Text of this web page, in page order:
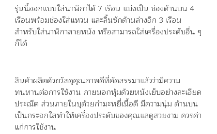
รุ่นนี้ออกแบบใส่นาฬิกาได้ 7 เรือน แบ่งเป็น ช่องด้านบน 4
เรือนพร้อมช่องใส่แหวน และลิ้นชักด้านล่างอีก 3 เรือน
สำหรับใส่นาฬิกาสายหนัง หรือสามารถใส่เครื่องประดับอื่น ๆ
ก็ได้
สินค้าผลิตด้วยวัสดุคุณภาพดีที่คัดสรรมาแล้วว่ามีความ
ทนทานต่อการใช้งาน ภายนอกหุ้มด้วยหนังเย็บอย่างละเอียด
ประณีต ส่วนภายในบุด้วยกำมะหยี่เนื้อดี มีความนุ่ม ด้านบน
เป็นกระจกใสทำให้เครื่องประดับของคุณแลดูสวยงาม ควรค่า
แก่การใช้งาน